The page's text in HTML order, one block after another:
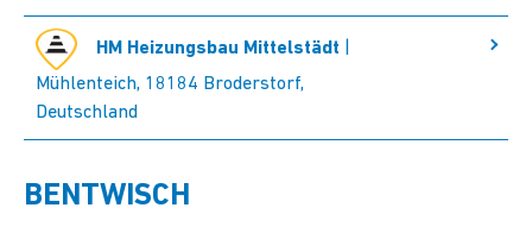
HM Heizungsbau Mittelstädt
Mühlenteich, 18184 Broderstorf,
Deutschland
BENTWISCH